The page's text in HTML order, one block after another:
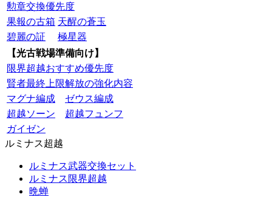
勲章交換優先度
果報の古箱 天醒の蒼玉
碧麗の証
極星器
【光古戦場準備向け】
限界超越おすすめ優先度
賢者最終上限解放の強化内容
マグナ編成
ゼウス編成
超越ソーン
超越フュンフ
ガイゼン
ルミナス超越
ルミナス武器交換セット
ルミナス限界超越
晩蝉